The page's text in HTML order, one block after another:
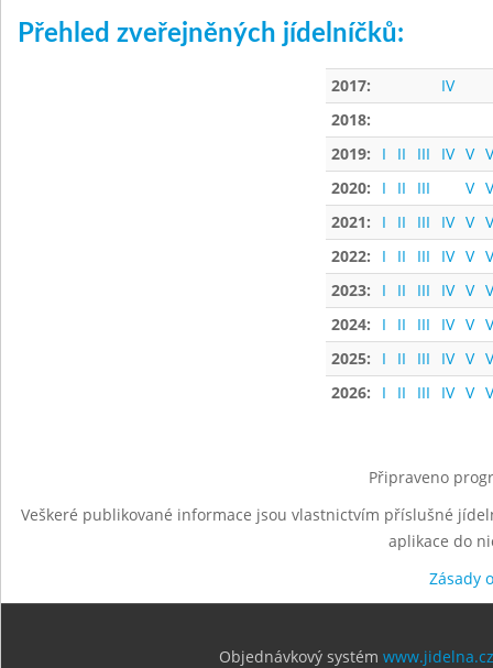
Přehled zveřejněných jídelníčků:
2017:
IV
2018:
2019:
I II III IV V
2020:
I II III V
2021:
I II III IV V
2022:
I II III IV V
2023:
I II III IV V
2024:
I II III IV V
2025:
I II III IV V
2026:
I II III IV V
Připraveno
Veškeré publikované informace jsou vlastnictvím příslušné
aplikace do
Zásady
Objednávkový systém www.jidelna.cz